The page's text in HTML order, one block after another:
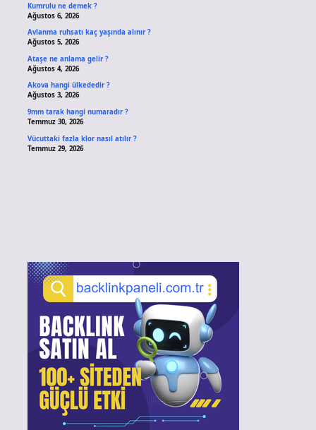
Kumrulu ne demek ?
Ağustos 6, 2026
Avlanma ruhsatı kaç yaşında alınır ?
Ağustos 5, 2026
Ataşe ne anlama gelir ?
Ağustos 4, 2026
Akova hangi ülkededir ?
Ağustos 3, 2026
9mm tarak hangi numaradır ?
Temmuz 30, 2026
Vücuttaki fazla klor nasıl atılır ?
Temmuz 29, 2026